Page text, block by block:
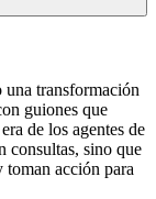
transformación
guiones que
de los agentes de
consultas, sino que
toman acción para